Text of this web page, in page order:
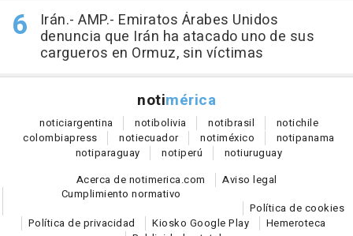
Irán.- AMP.- Emiratos Árabes Unidos
denuncia que Irán ha atacado uno de sus
cargueros en Ormuz, sin víctimas
notimérica
noticiargentina notibolivia notibrasil notichile
colombiapress notiecuador notiméxico notipanama
notiparaguay notiperú notiuruguay
Acerca de notimerica.com
Aviso legal
Cumplimiento normativo
Política de cookies
Política de privacidad
Kiosko Google Play
Hemeroteca